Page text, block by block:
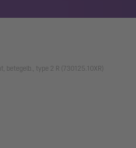
betegelb., type 2 R (730125.10XR)